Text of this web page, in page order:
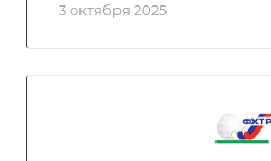
3 октября 2025